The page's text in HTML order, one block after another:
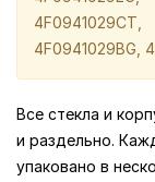
4F0941029BG,
Все стекла и
и раздельно.
упаковано в